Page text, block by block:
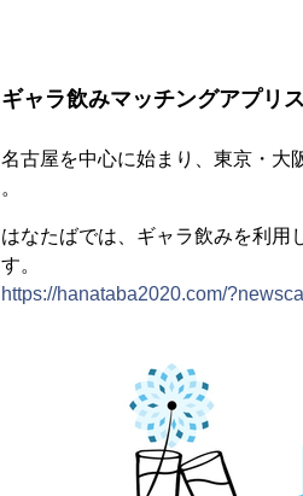
ギャラ飲みマッチングアプリ
名古屋を中心に始まり、東京・大
。
はなたばでは、ギャラ飲みを利用
す。
https://hanataba2020.com/